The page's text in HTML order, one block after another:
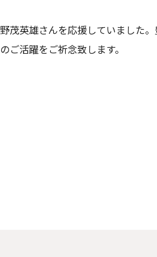
茂英雄さんを応援していました
ご活躍をご祈念致します。